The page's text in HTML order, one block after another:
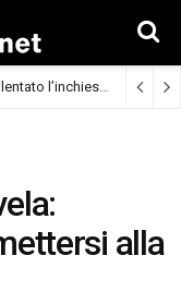
Bayesian, la carenza di giudici può aver rallentato l’inchiesta (Cronaca)
alla